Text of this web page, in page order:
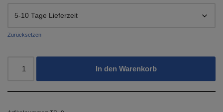
Zurücksetzen
In den Warenkorb